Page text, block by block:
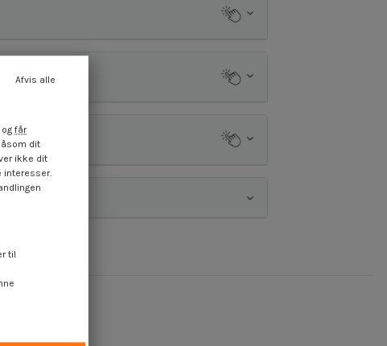
Afvis alle
får
dit
ikke dit
interesser.
til